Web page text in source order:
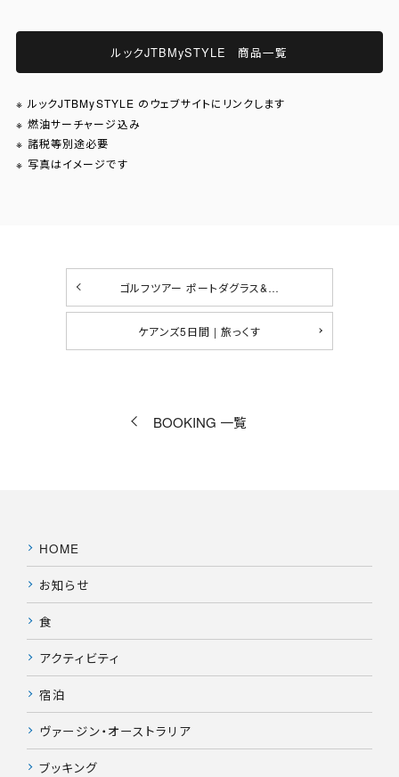
ルックJTBMySTYLE 商品一覧
ルックJTBMySTYLE のウェブサイトにリンクします
燃油サーチャージ込み
諸税等別途必要
写真はイメージです
ゴルフツアー ポートダグラス&…
ケアンズ5日間 | 旅っくす
BOOKING 一覧
HOME
お知らせ
食
アクティビティ
宿泊
ヴァージン・オーストラリア
ブッキング